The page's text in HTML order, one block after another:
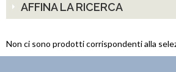
AFFINA LA RICERCA
Non ci sono prodotti corrispondenti alla